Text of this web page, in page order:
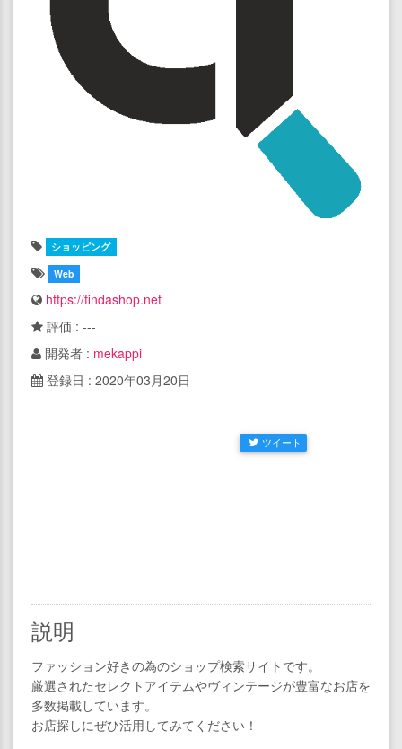
ショッピング
Web
https://findashop.net
評価 : ---
開発者 : mekappi
登録日 : 2020年03月20日
ツイート
説明
ファッション好きの為のショップ検索サイトです。
厳選されたセレクトアイテムやヴィンテージが豊富なお店を
多数掲載しています。
お店探しにぜひ活用してみてください！